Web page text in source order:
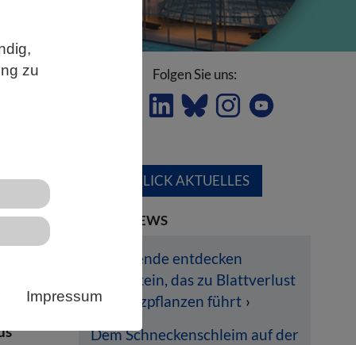
zu
Impressum
Folgen Sie uns:
ÜBERBLICK AKTUELLES
LETZTE NEWS
Forschende entdecken
Pilzprotein, das zu Blattverlust
bei Nutzpflanzen führt
Dem Schneckenschleim auf der